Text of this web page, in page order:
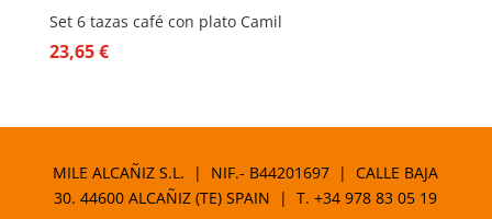
Set 6 tazas café con plato Camil
23,65€
MILE ALCAÑIZ S.L. | NIF.- B44201697 | CALLE BAJA
30. 44600 ALCAÑIZ (TE) SPAIN | T.+34 978 83 05 19